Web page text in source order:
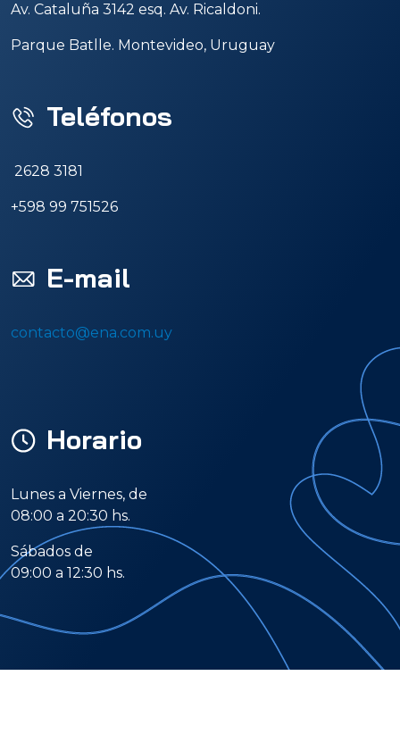
Av. Cataluña 3142 esq. Av. Ricaldoni.
Parque Batlle. Montevideo, Uruguay
Teléfonos
2628 3181
+598 99 751526
E-mail
contacto@ena.com.uy
Horario
Lunes a Viernes, de
08:00 a 20:30 hs.
Sábados de
09:00 a 12:30 hs.